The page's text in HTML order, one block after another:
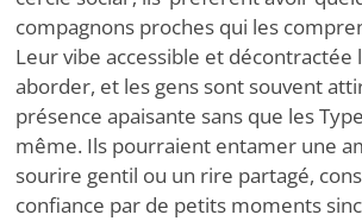
compagnons proches qui les
Leur vibe accessible et décontractée
aborder, et les gens sont souvent
présence apaisante sans que les
même. Ils pourraient entamer une
sourire gentil ou un rire partagé,
confiance par de petits moments